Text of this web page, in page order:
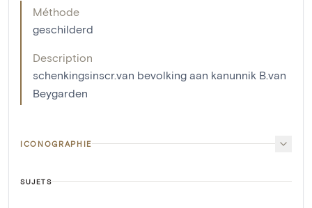
Méthode
geschilderd
Description
schenkingsinscr.van bevolking aan kanunnik B.van
Beygarden
ICONOGRAPHIE
SUJETS